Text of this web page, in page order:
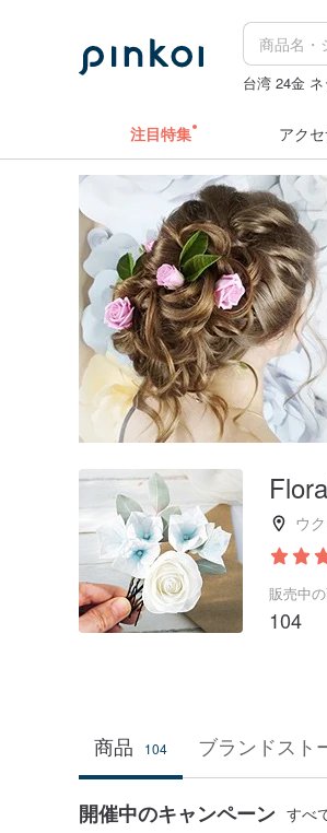
台湾 24金
注目特集 アク
ウ
販売中
104
商品 104 ブランドスト
開催中のキャンペーン すべ